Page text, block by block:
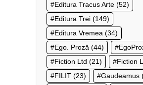
Editura Tracus Arte (52)
Editura Trei (149)
Editura Vremea (34)
Ego. Proză (44)
Fiction Ltd (21) Fiction
FILIT (23) Gaudeamus